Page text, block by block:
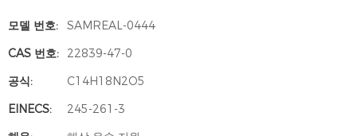
모델 번호:
SAMREAL-0444
CAS 번호:
22839-47-0
공식:
C14H18N2O5
EINECS:
245-261-3